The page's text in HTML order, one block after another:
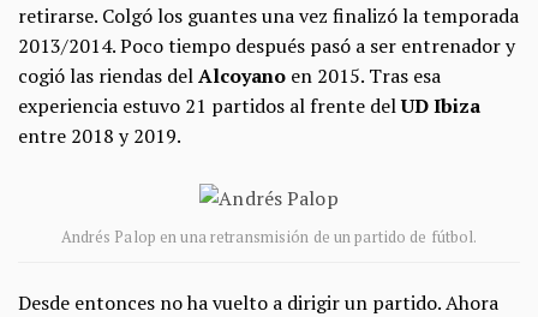
retirarse. Colgó los guantes una vez finalizó la temporada
2013/2014. Poco tiempo después pasó a ser entrenador y
cogió las riendas delAlcoyano en 2015. Tras esa
experiencia estuvo 21 partidos al frente delUD Ibiza
entre 2018 y 2019.
Andrés Palop en una retransmisión de un partido de fútbol.
Desde entonces no ha vuelto a dirigir un partido. Ahora